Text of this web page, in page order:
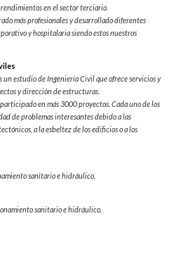
en el sector terciario.
más profesionales y desarrollado diferentes
y hospitalaria siendo estos nuestros
un estudio de Ingeniería Civil que ofrece servicios y
y dirección de estructuras.
en más 3000 proyectos. Cada uno de los
de problemas interesantes debido a las
a la esbeltez de los edificios o a los
sanitario e hidráulico.
sanitario e hidráulico.